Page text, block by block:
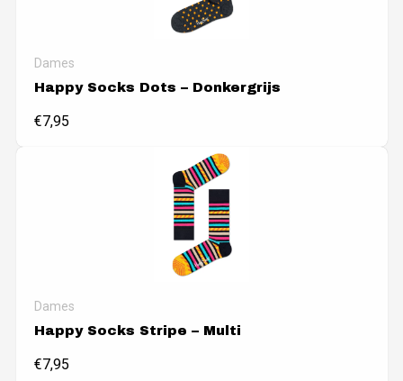
Dames
Happy Socks Dots – Donkergrijs
€7,95
Dames
Happy Socks Stripe – Multi
€7,95